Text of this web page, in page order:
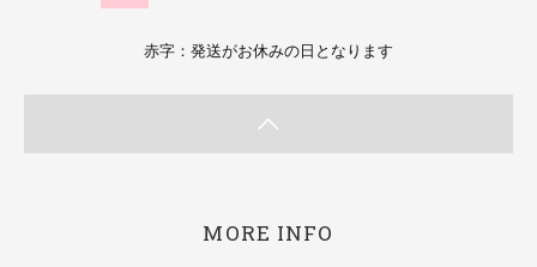
赤字：発送がお休みの日となります
MORE INFO